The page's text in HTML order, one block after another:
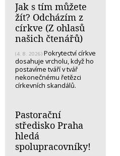
Jak s tím můžete
žít? Odcházím z
církve (Z ohlasů
našich čtenářů)
(4. 8. 2026) Pokrytectví církve
dosahuje vrcholu, když ho
postavíme tváří v tvář
nekonečnému řetězci
církevních skandálů.
Pastorační
středisko Praha
hledá
spolupracovníky!